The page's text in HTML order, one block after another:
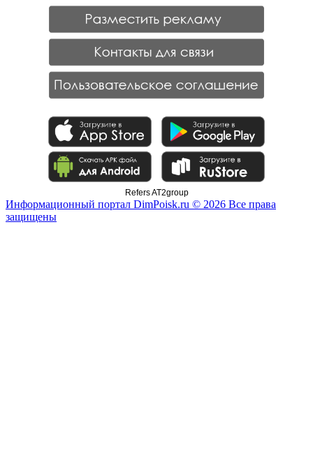
Refers AT2group
Информационный портал DimPoisk.ru © 2026 Все права
защищены